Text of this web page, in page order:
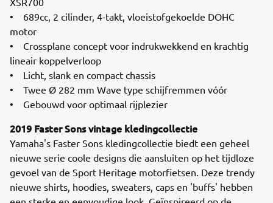
• 689cc, 2 cilinder, 4-takt, vloeistofgekoelde DOHC
motor
• Crossplane concept voor indrukwekkend en krachtig
lineair koppelverloop
• Licht, slank en compact chassis
• Twee Ø 282 mm Wave type schijfremmen vóór
• Gebouwd voor optimaal rijplezier
2019 Faster Sons vintage kledingcollectie
Yamaha's Faster Sons kledingcollectie biedt een geheel
nieuwe serie coole designs die aansluiten op het tijdloze
gevoel van de Sport Heritage motorfietsen. Deze trendy
nieuwe shirts, hoodies, sweaters, caps en 'buffs' hebben